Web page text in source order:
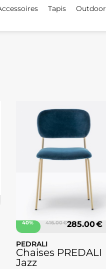
Tapis Outdoor
40% 416.00 €285.00 €
PEDRALI
Chaises PREDALI
Jazz